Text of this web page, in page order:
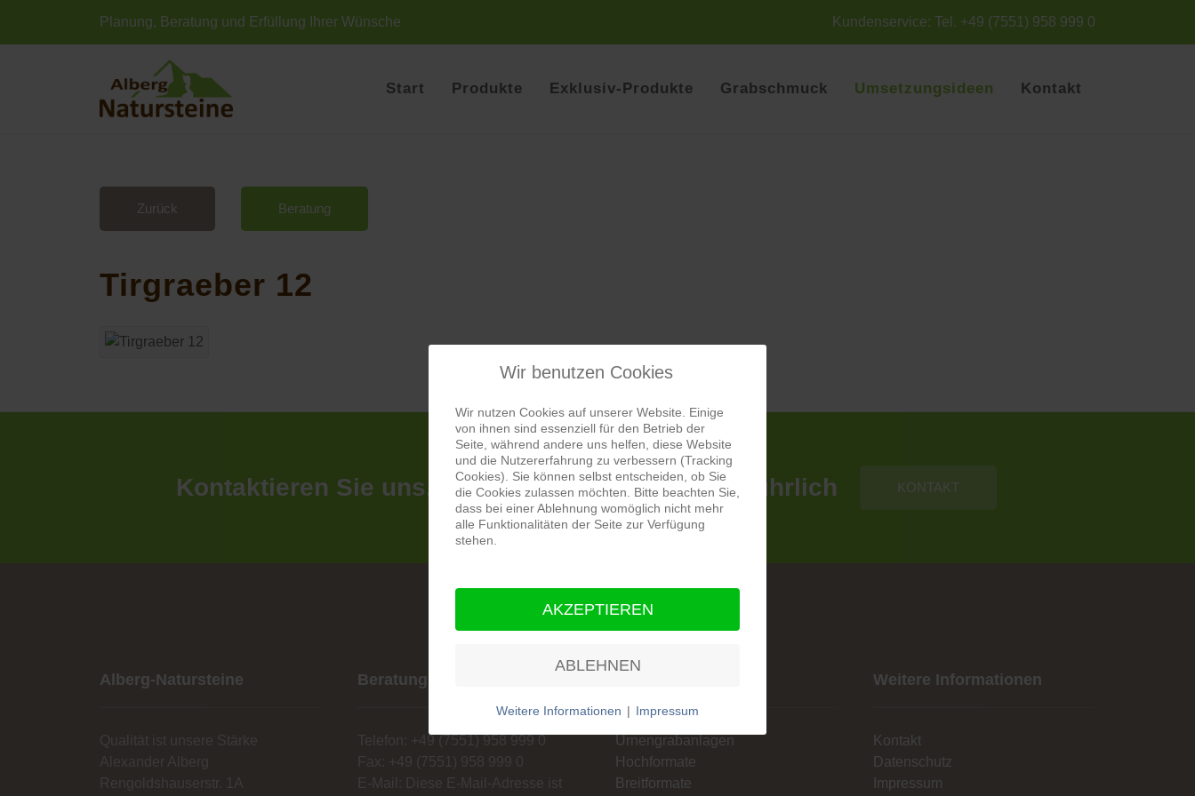
Planung, Beratung und Erfüllung Ihrer Wünsche Kundenservice: Tel. +49 (7551) 958 999 0
Start Produkte Exklusiv-Produkte Grabschmuck Umsetzungsideen Kontakt
Zurück Beratung
Tirgraeber 12
Kontaktieren Sie uns, wir beraten Sie gerne ausführlich KONTAKT
Alberg-Natursteine
Qualität ist unsere Stärke
Alexander Alberg
Rengoldshauserstr. 1A
Beratung und Verkauf
Telefon: +49 (7551) 958 999 0
Fax: +49 (7551) 958 999 0
E-Mail: Diese E-Mail-Adresse ist
Urnengrabanlagen
Hochformate
Breitformate
Weitere Informationen
Kontakt
Datenschutz
Impressum
Wir benutzen Cookies
Wir nutzen Cookies auf unserer Website. Einige
von ihnen sind essenziell für den Betrieb der
Seite, während andere uns helfen, diese Website
und die Nutzererfahrung zu verbessern (Tracking
Cookies). Sie können selbst entscheiden, ob Sie
die Cookies zulassen möchten. Bitte beachten Sie,
dass bei einer Ablehnung womöglich nicht mehr
alle Funktionalitäten der Seite zur Verfügung
stehen.
AKZEPTIEREN
ABLEHNEN
Weitere Informationen | Impressum